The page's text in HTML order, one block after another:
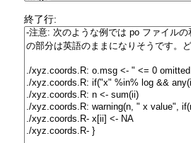
終了行: